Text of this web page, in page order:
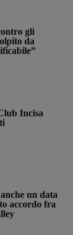
gli
da
Incisa
un data
accordo fra